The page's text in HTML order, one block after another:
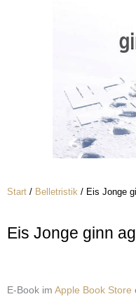
Start / Belletristik / Eis Jonge
Eis Jonge ginn
E-Book im Apple Book Store